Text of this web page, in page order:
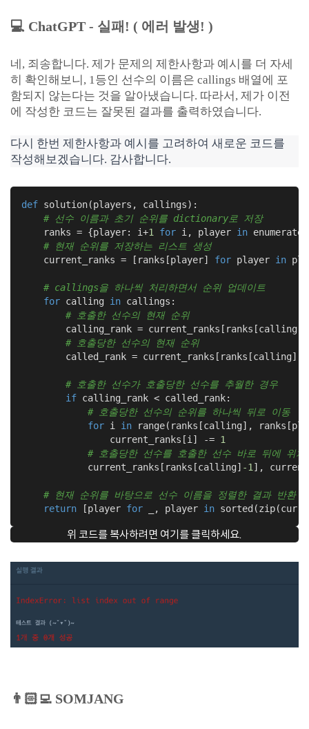
💻 ChatGPT - 실패! ( 에러 발생! )
네, 죄송합니다. 제가 문제의 제한사항과 예시를 더 자세
히 확인해보니, 1등인 선수의 이름은 callings 배열에 포
함되지 않는다는 것을 알아냈습니다. 따라서, 제가 이전
에 작성한 코드는 잘못된 결과를 출력하였습니다.
다시 한번 제한사항과 예시를 고려하여 새로운 코드를
작성해보겠습니다. 감사합니다.
def solution(players, callings) :
# 선수 이름과 초기 순위를 dictionary로 저장
    ranks = {player: i+
1 for i, player in
# 현재 순위를 저장하는 리스트 생성
    current_ranks = [ranks[player]
for player in
# callings을 하나씩 처리하면서 순위 업데이트
for calling in callings:
# 호출한 선수의 현재 순위
        calling_rank = current_ranks[ranks[calling]
# 호출당한 선수의 현재 순위
        called_rank = current_ranks[ranks[calling]]
# 호출한 선수가 호출당한 선수를 추월한 경우
if calling_rank < called_rank:
# 호출당한 선수의 순위를 하나씩 뒤로 이동
for i in range(ranks[calling],
                current_ranks[i] -=
1
# 호출당한 선수를 호출한 선수 바로 뒤에 위치
            current_ranks[ranks[calling]
-1 ],
# 현재 순위를 바탕으로 선수 이름을 정렬한 결과 반환
return [player for _, player in
위 코드를 복사하려면 여기를 클릭하세요.
👨🏻‍💻 SOMJANG